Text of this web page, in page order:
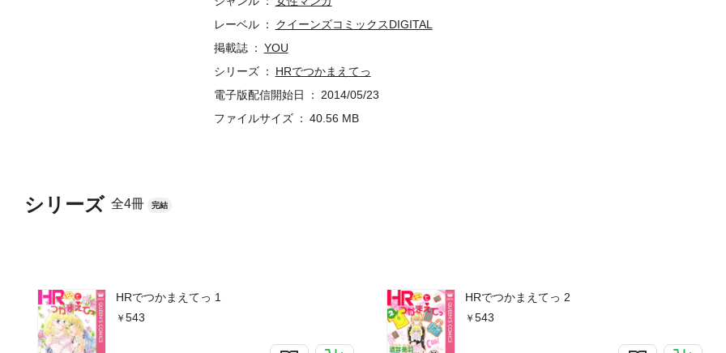
シリーズ 全4冊 完結
HRでつかまえてっ 1
543
HRでつかまえてっ 2
543
レーベル
クイーンズコミックスDIGITAL
掲載誌
YOU
シリーズ
HRでつかまえてっ
電子版配信開始日
2014/05/23
ファイルサイズ
40.56 MB